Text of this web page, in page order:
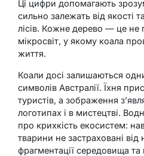
Ці цифри допомагають
сильно залежать від якості
лісів. Кожне дерево — це не
мікросвіт, у якому коала
життя.
Коали досі залишаються
символів Австралії. Їхня
туристів, а зображення
логотипах і в мистецтві.
про крихкість екосистем:
тварини не застраховані від
фрагментації середовища